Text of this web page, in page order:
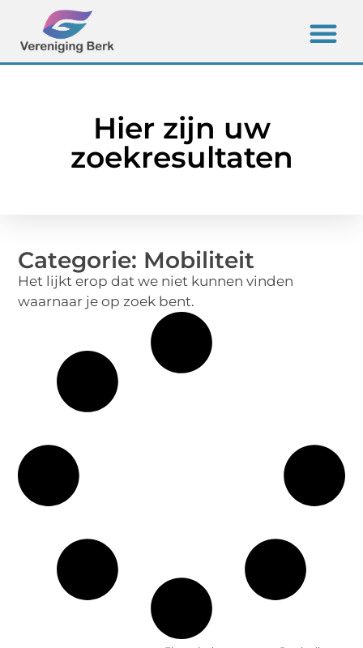
Hier zijn uw
zoekresultaten
Categorie: Mobiliteit
Het lijkt erop dat we niet kunnen vinden
waarnaar je op zoek bent.